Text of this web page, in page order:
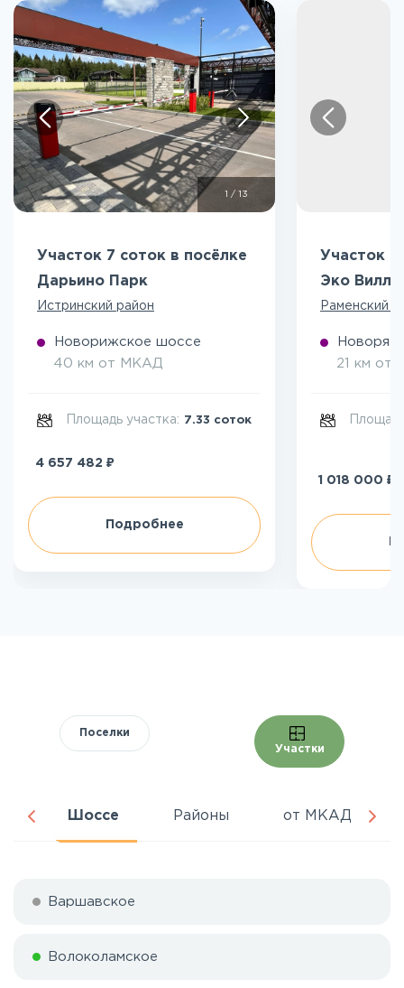
/ 13
Участок 7 соток в посёлке
Дарьино Парк
Истринский район
Новорижское шоссе
40 км от МКАД
Площадь участка: 7.33 соток
4 657 482 ₽
Подробнее
Участок 5
Эко
Раменский
21 км от
1 018 000 ₽
Поселки
Участки
Шоссе Районы от МКАД
Варшавское
Волоколамское